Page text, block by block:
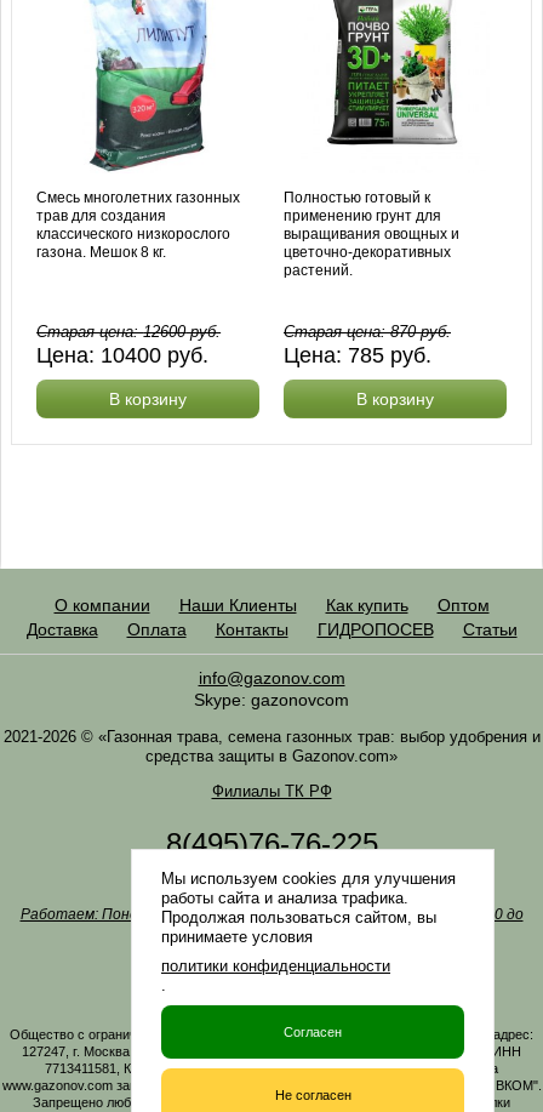
Смесь многолетних газонных
трав для создания
классического низкорослого
газона. Мешок 8 кг.
Старая цена:12600руб.
Цена: 10400 руб.
В корзину
Полностью готовый к
применению грунт для
выращивания овощных и
цветочно-декоративных
растений.
Старая цена:870руб.
Цена: 785 руб.
В корзину
О компании Наши Клиенты Как купить
Оптом
Доставка
Оплата Контакты ГИДРОПОСЕВ Статьи
info@gazonov.com
Skype: gazonovcom
2021-2026 © «Газонная трава, семена газонных трав: выбор удобрения и
средства защиты в Gazonov.com»
Филиалы ТК РФ
8(495)76-76-225
8(985)76-76-335
Наша почтаinfo@gazonov.com
Работаем: Понедельник-четверг с 10:00 до 18:00, пятница - с 10:00 до
17:00
Наши награды и письма
Политика конфиденциальности
Заказать обратный звонок
Общество с ограниченной ответственностью «ГАЗОНОВКОМ» Юридический адрес:
127247, г. Москва, Дмитровское ш., д. 100, стр. 2, этаж 01, помещение 3106 ИНН
7713411581, КПП 771301001 ОГРН 1167746161219. Все материалы сайта
www.gazonov.com защищены авторским правом и принадлежат ООО "ГАЗОНОВКОМ".
Запрещено любое копирование материалов сайта без активной гиперссылки
Мы используем cookies для улучшения
работы сайта и анализа трафика.
Продолжая пользоваться сайтом, вы
принимаете условия
политики конфиденциальности
.
Согласен
Не согласен